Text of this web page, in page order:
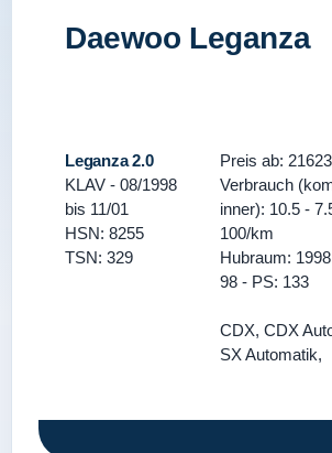
Daewoo Leganza
Leganza 2.0
KLAV - 08/1998
bis 11/01
HSN: 8255
TSN: 329
Preis ab: 21623
Verbrauch
inner): 10.5 -
100/km
Hubraum:
98 - PS: 133
CDX, CDX
SX Automatik,